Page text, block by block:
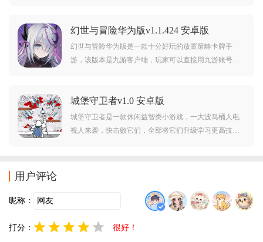
幻世与冒险华为版v1.1.424 安卓版
幻世与冒险华为版是一款十分好玩的放置策略卡牌手
游，该版本是九游客户端，玩家可以直接用九游账号登
城堡守卫者v1.0 安卓版
城堡守卫者是一款休闲益智类小游戏，一大波马桶人电
视人来袭，快击败它们，全部将它们升级学习更高技
用户评论
昵称：
打分： 很好！